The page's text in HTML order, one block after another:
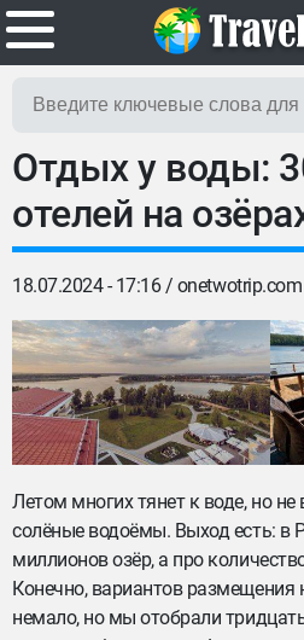
Отдых у воды:
отелей на
18.07.2024 - 17:16 / onetwotrip.com
Летом многих тянет к воде, но
солёные водоёмы. Выход есть: в
миллионов озёр, а про
Конечно, вариантов размещения
немало, но мы отобрали